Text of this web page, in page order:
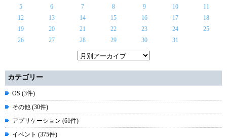
5
6 7 8 9 10
11
12
13 14 15 16 17
18
19
20 21 22 23 24
25
26
27 28 29 30 31
カテゴリー
OS (3件)
その他 (30件)
アプリケーション (61件)
イベント (375件)